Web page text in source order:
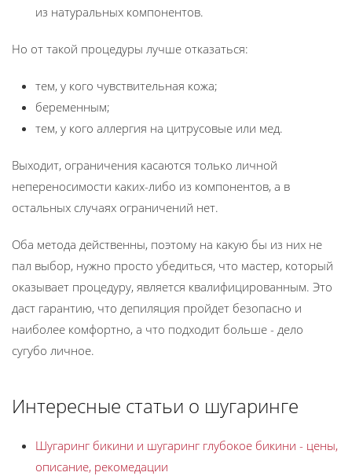
из натуральных компонентов.
Но от такой процедуры лучше отказаться:
тем, у кого чувствительная кожа;
беременным;
тем, у кого аллергия на цитрусовые или мед.
Выходит, ограничения касаются только личной
непереносимости каких-либо из компонентов, а в
остальных случаях ограничений нет.
Оба метода действенны, поэтому на какую бы из них не
пал выбор, нужно просто убедиться, что мастер, который
оказывает процедуру, является квалифицированным. Это
даст гарантию, что депиляция пройдет безопасно и
наиболее комфортно, а что подходит больше - дело
сугубо личное.
Интересные статьи о шугаринге
Шугаринг бикини и шугаринг глубокое бикини - цены,
описание, рекомедации